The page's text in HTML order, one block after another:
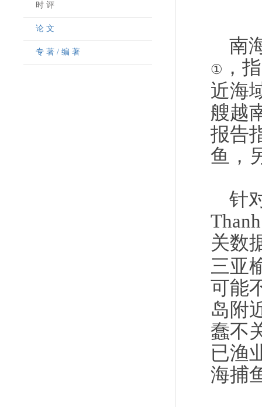
时 评
论 文
专 著 / 编 著 南
①
，
近海
艘越
报告
鱼，
针
关数
三亚
可能
岛附
蠢不
已渔
海捕